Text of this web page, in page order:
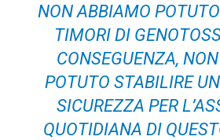
NON ABBIAMO
TIMORI DI
CONSEGUENZA,
POTUTO STABILIRE
SICUREZZA PER
QUOTIDIANA DI